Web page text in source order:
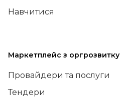
Навчитися
Маркетплейс з оргрозвитку
Провайдери та послуги
Тендери